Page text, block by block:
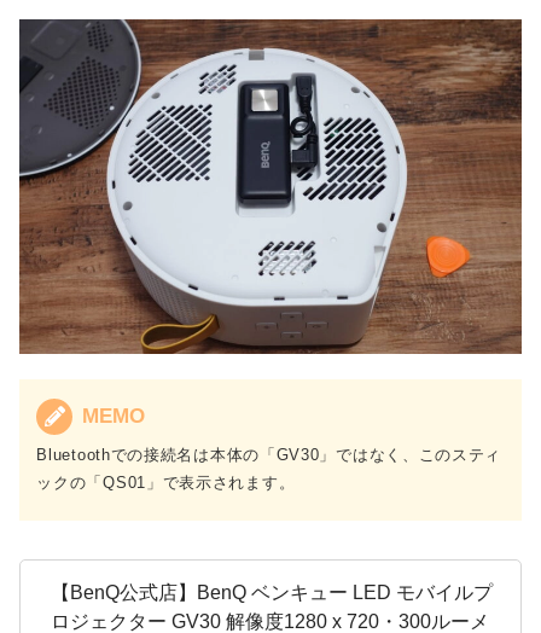
MEMO
Bluetoothでの接続名は本体の「GV30」ではなく、このスティ
ックの「QS01」で表示されます。
【BenQ公式店】BenQ ベンキュー LED モバイルプ
ロジェクター GV30 解像度1280 x 720・300ルーメ